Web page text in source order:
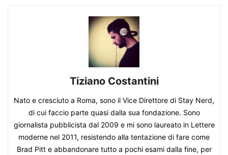
Tiziano Costantini
Nato e cresciuto a Roma, sono il Vice Direttore di Stay Nerd,
di cui faccio parte quasi dalla sua fondazione. Sono
giornalista pubblicista dal 2009 e mi sono laureato in Lettere
moderne nel 2011, resistendo alla tentazione di fare come
Brad Pitt e abbandonare tutto a pochi esami dalla fine, per